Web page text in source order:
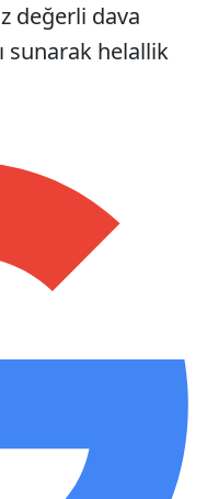
değerli dava
sunarak helallik